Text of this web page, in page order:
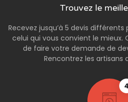
Trouvez le
Recevez jusqu’à 5 devis
celui qui vous convient le mieux.
de faire votre demande de
Rencontrez les artisans
4